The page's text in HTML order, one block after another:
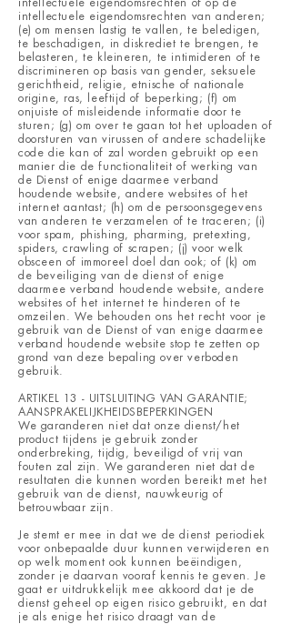
intellectuele eigendomsrechten of op de
intellectuele eigendomsrechten van anderen;
(e) om mensen lastig te vallen, te beledigen,
te beschadigen, in diskrediet te brengen, te
belasteren, te kleineren, te intimideren of te
discrimineren op basis van gender, seksuele
gerichtheid, religie, etnische of nationale
origine, ras, leeftijd of beperking; (f) om
onjuiste of misleidende informatie door te
sturen; (g) om over te gaan tot het uploaden of
doorsturen van virussen of andere schadelijke
code die kan of zal worden gebruikt op een
manier die de functionaliteit of werking van
de Dienst of enige daarmee verband
houdende website, andere websites of het
internet aantast; (h) om de persoonsgegevens
van anderen te verzamelen of te traceren; (i)
voor spam, phishing, pharming, pretexting,
spiders, crawling of scrapen; (j) voor welk
obsceen of immoreel doel dan ook; of (k) om
de beveiliging van de dienst of enige
daarmee verband houdende website, andere
websites of het internet te hinderen of te
omzeilen. We behouden ons het recht voor je
gebruik van de Dienst of van enige daarmee
verband houdende website stop te zetten op
grond van deze bepaling over verboden
gebruik.
ARTIKEL 13 - UITSLUITING VAN GARANTIE;
AANSPRAKELIJKHEIDSBEPERKINGEN
We garanderen niet dat onze dienst/het
product tijdens je gebruik zonder
onderbreking, tijdig, beveiligd of vrij van
fouten zal zijn. We garanderen niet dat de
resultaten die kunnen worden bereikt met het
gebruik van de dienst, nauwkeurig of
betrouwbaar zijn.
Je stemt er mee in dat we de dienst periodiek
voor onbepaalde duur kunnen verwijderen en
op welk moment ook kunnen beëindigen,
zonder je daarvan vooraf kennis te geven. Je
gaat er uitdrukkelijk mee akkoord dat je de
dienst geheel op eigen risico gebruikt, en dat
je als enige het risico draagt van de